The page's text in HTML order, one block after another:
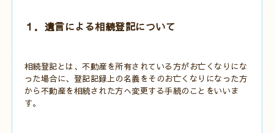
１．遺言による相続登記について
相続登記とは、不動産を所有されている方がお亡くなりにな
った場合に、登記記録上の名義をそのお亡くなりになった方
から不動産を相続された方へ変更する手続のことをいいま
す。